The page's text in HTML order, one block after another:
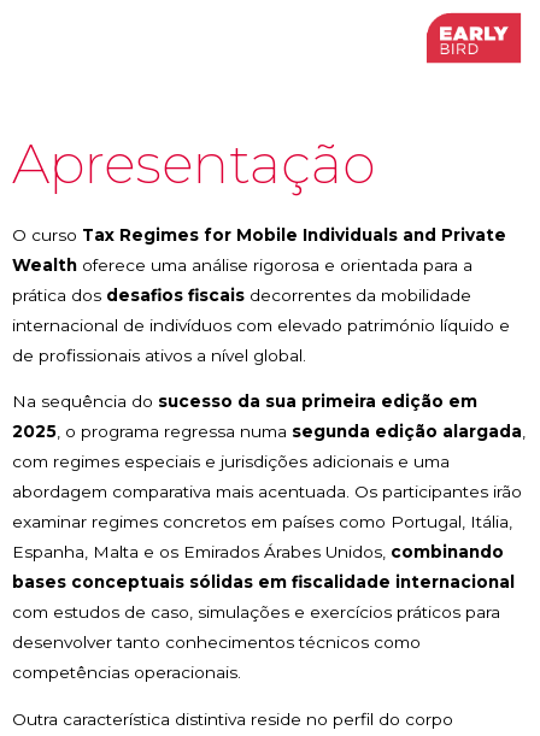
Apresentação
O curso Tax Regimes for Mobile Individuals and Private
Wealth oferece uma análise rigorosa e orientada para a
prática dos desafios fiscais decorrentes da mobilidade
internacional de indivíduos com elevado património líquido e
de profissionais ativos a nível global.
Na sequência do sucesso da sua primeira edição em
2025, o programa regressa numa segunda edição alargada,
com regimes especiais e jurisdições adicionais e uma
abordagem comparativa mais acentuada. Os participantes irão
examinar regimes concretos em países como Portugal, Itália,
Espanha, Malta e os Emirados Árabes Unidos, combinando
bases conceptuais sólidas em fiscalidade internacional
com estudos de caso, simulações e exercícios práticos para
desenvolver tanto conhecimentos técnicos como
competências operacionais.
Outra característica distintiva reside no perfil do corpo